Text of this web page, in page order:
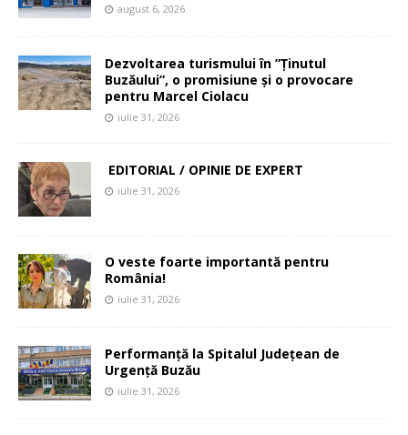
august 6, 2026
Dezvoltarea turismului în ”Ținutul
Buzăului”, o promisiune și o provocare
pentru Marcel Ciolacu
iulie 31, 2026
EDITORIAL / OPINIE DE EXPERT
iulie 31, 2026
O veste foarte importantă pentru
România!
iulie 31, 2026
Performanță la Spitalul Județean de
Urgență Buzău
iulie 31, 2026